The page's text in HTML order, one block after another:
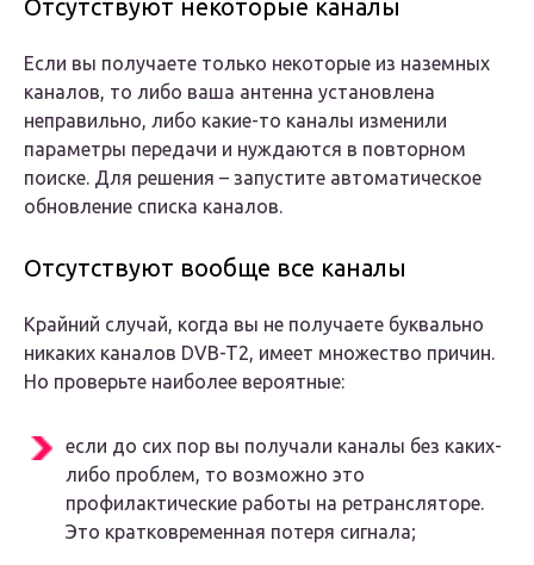
Отсутствуют некоторые каналы
Если вы получаете только некоторые из наземных
каналов, то либо ваша антенна установлена
неправильно, либо какие-то каналы изменили
параметры передачи и нуждаются в повторном
поиске. Для решения – запустите автоматическое
обновление списка каналов.
Отсутствуют вообще все каналы
Крайний случай, когда вы не получаете буквально
никаких каналов DVB-T2, имеет множество причин.
Но проверьте наиболее вероятные:
если до сих пор вы получали каналы без каких-
либо проблем, то возможно это
профилактические работы на ретрансляторе.
Это кратковременная потеря сигнала;